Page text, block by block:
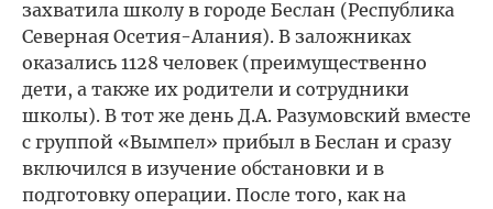
захватила школу в городе Беслан (Республика
Северная Осетия-Алания). В заложниках
оказались 1128 человек (преимущественно
дети, а также их родители и сотрудники
школы). В тот же день Д.А. Разумовский вместе
с группой «Вымпел» прибыл в Беслан и сразу
включился в изучение обстановки и в
подготовку операции. После того, как на